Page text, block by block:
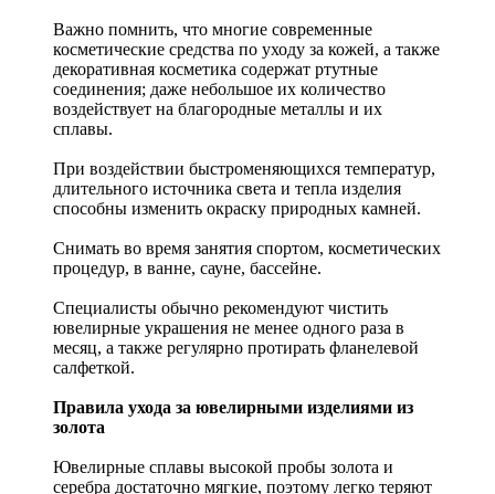
Важно помнить, что многие современные
косметические средства по уходу за кожей, а также
декоративная косметика содержат ртутные
соединения; даже небольшое их количество
воздействует на благородные металлы и их
сплавы.
При воздействии быстроменяющихся температур,
длительного источника света и тепла изделия
способны изменить окраску природных камней.
Снимать во время занятия спортом, косметических
процедур, в ванне, сауне, бассейне.
Специалисты обычно рекомендуют чистить
ювелирные украшения не менее одного раза в
месяц, а также регулярно протирать фланелевой
салфеткой.
Правила ухода за ювелирными изделиями из
золота
Ювелирные сплавы высокой пробы золота и
серебра достаточно мягкие, поэтому легко теряют